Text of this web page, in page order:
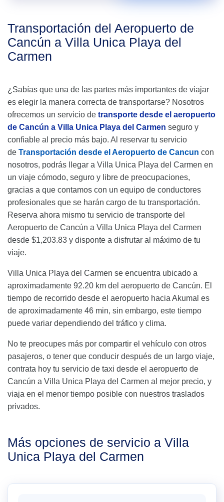
Transportación del Aeropuerto de
Cancún a Villa Unica Playa del
Carmen
¿Sabías que una de las partes más importantes de viajar
es elegir la manera correcta de transportarse? Nosotros
ofrecemos un servicio de transporte desde el aeropuerto
de Cancún a Villa Unica Playa del Carmen seguro y
confiable al precio más bajo. Al reservar tu servicio
de Transportación desde el Aeropuerto de Cancun con
nosotros, podrás llegar a Villa Unica Playa del Carmen en
un viaje cómodo, seguro y libre de preocupaciones,
gracias a que contamos con un equipo de conductores
profesionales que se harán cargo de tu transportación.
Reserva ahora mismo tu servicio de transporte del
Aeropuerto de Cancún a Villa Unica Playa del Carmen
desde $1,203.83 y disponte a disfrutar al máximo de tu
viaje.
Villa Unica Playa del Carmen se encuentra ubicado a
aproximadamente 92.20 km del aeropuerto de Cancún. El
tiempo de recorrido desde el aeropuerto hacia Akumal es
de aproximadamente 46 min, sin embargo, este tiempo
puede variar dependiendo del tráfico y clima.
No te preocupes más por compartir el vehículo con otros
pasajeros, o tener que conducir después de un largo viaje,
contrata hoy tu servicio de taxi desde el aeropuerto de
Cancún a Villa Unica Playa del Carmen al mejor precio, y
viaja en el menor tiempo posible con nuestros traslados
privados.
Más opciones de servicio a Villa
Unica Playa del Carmen